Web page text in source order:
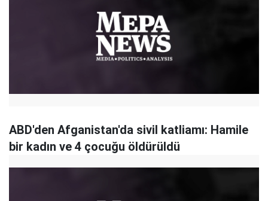
ABD'den Afganistan'da sivil katliamı: Hamile
bir kadın ve 4 çocuğu öldürüldü